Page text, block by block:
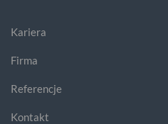
Kariera
Firma
Referencje
Kontakt